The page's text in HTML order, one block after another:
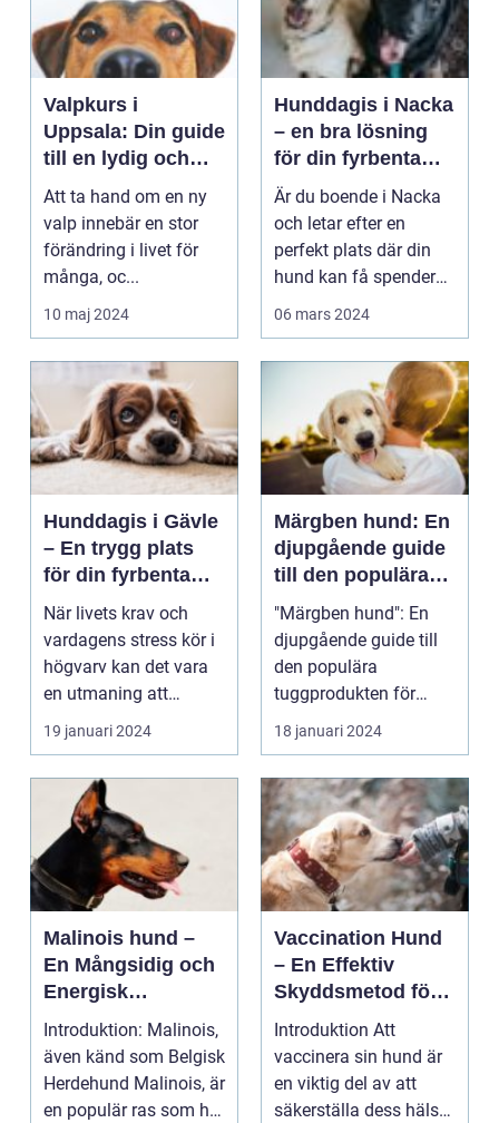
Valpkurs i
Uppsala: Din guide
till en lydig och
glad valp
Att ta hand om en ny
valp innebär en stor
förändring i livet för
många, oc...
10 maj 2024
Hunddagis i Nacka
– en bra lösning
för din fyrbenta
vän
Är du boende i Nacka
och letar efter en
perfekt plats där din
hund kan få spendera
s...
06 mars 2024
Hunddagis i Gävle
– En trygg plats
för din fyrbenta
vän
När livets krav och
vardagens stress kör i
högvarv kan det vara
en utmaning att
balan...
19 januari 2024
Märgben hund: En
djupgående guide
till den populära
tuggprodukten för
hundar
"Märgben hund": En
djupgående guide till
den populära
tuggprodukten för
hundar Översikt över
"märg...
18 januari 2024
Malinois hund –
En Mångsidig och
Energisk
Arbetshund
Introduktion: Malinois,
även känd som Belgisk
Herdehund Malinois, är
en populär ras som har
Vaccination Hund
– En Effektiv
Skyddsmetod för
Våra Furry Friends
Introduktion Att
vaccinera sin hund är
en viktig del av att
säkerställa dess hälsa